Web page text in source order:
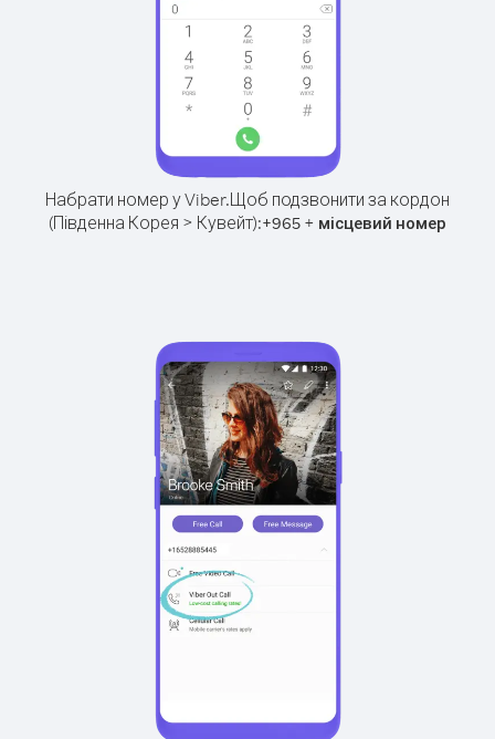
Набрати номер у Viber.Щоб подзвонити за кордон
(Південна Корея > Кувейт):+965 + місцевий номер